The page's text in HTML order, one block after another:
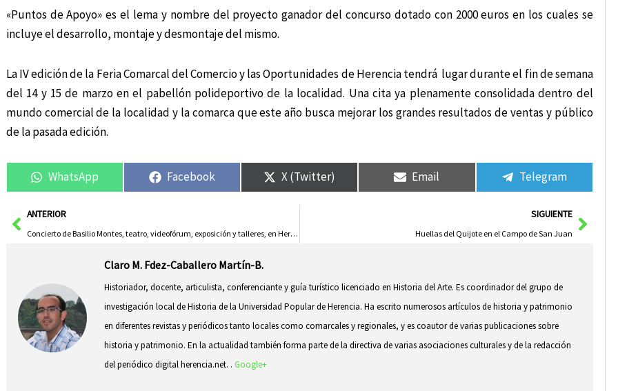
«Puntos de Apoyo» es el lema y nombre del proyecto ganador del concurso dotado con 2000 euros en los cuales se
incluye el desarrollo, montaje y desmontaje del mismo.
La IV edición de la Feria Comarcal del Comercio y las Oportunidades de Herencia tendrá lugar durante el fin de semana
del 14 y 15 de marzo en el pabellón polideportivo de la localidad. Una cita ya plenamente consolidada dentro del
mundo comercial de la localidad y la comarca que este año busca mejorar los grandes resultados de ventas y público
de la pasada edición.
WhatsApp Facebook X (Twitter) Email Telegram
AntANTERIOR
Concierto de Basilio Montes, teatro, videofórum, exposición y talleres, en Herencia con motivo del Día Internacional de la Mujer
SIGUIENTE
Huellas del Quijote en el Campo de San Juan
Claro M. Fdez-Caballero Martín-B.
Historiador, docente, articulista, conferenciante y guía turístico licenciado en Historia del Arte. Es coordinador del grupo de
investigación local de Historia de la Universidad Popular de Herencia. Ha escrito numerosos artículos de historia y patrimonio
en diferentes revistas y periódicos tanto locales como comarcales y regionales, y es coautor de varias publicaciones sobre
historia y patrimonio. En la actualidad también forma parte de la directiva de varias asociaciones culturales y de la redacción
del periódico digital herencia.net. . Google+